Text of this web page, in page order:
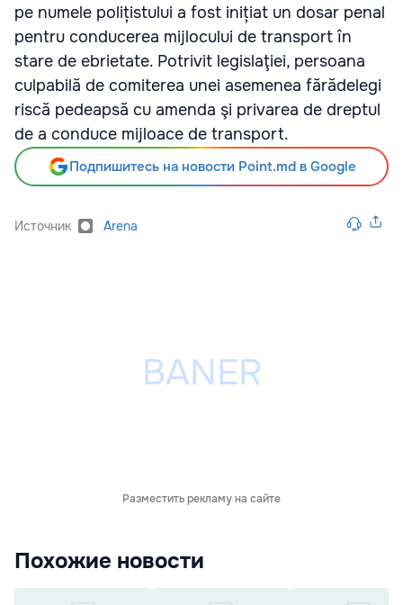
pe numele polițistului a fost inițiat un dosar penal
pentru conducerea mijlocului de transport în
stare de ebrietate. Potrivit legislaţiei, persoana
culpabilă de comiterea unei asemenea fărădelegi
riscă pedeapsă cu amenda şi privarea de dreptul
de a conduce mijloace de transport.
Подпишитесь на новости Point.md в Google
Источник Arena
Разместить рекламу на сайте
Похожие новости